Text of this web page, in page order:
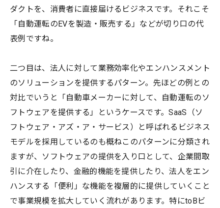
ダクトを、消費者に直接届けるビジネスです。それこそ
「自動運転のEVを製造・販売する」などが切り口の代
表例ですね。
二つ目は、法人に対して業務効率化やエンハンスメント
のソリューションを提供するパターン。先ほどの例との
対比でいうと「自動車メーカーに対して、自動運転のソ
フトウェアを提供する」というケースです。SaaS（ソ
フトウェア・アズ・ア・サービス）と呼ばれるビジネス
モデルを採用しているのも概ねこのパターンに分類され
ますが、ソフトウェアの提供を入り口として、企業間取
引に介在したり、金融的機能を提供したり、法人をエン
ハンスする「便利」な機能を複層的に提供していくこと
で事業規模を拡大していく流れがあります。特にtoBビ